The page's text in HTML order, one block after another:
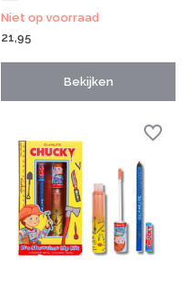
Niet op voorraad
21,95
Bekijken